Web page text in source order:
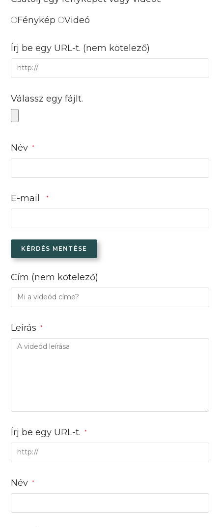
Fénykép
Videó
Írj be egy URL-t. (nem kötelező)
Válassz egy fájlt.
Név *
E-mail *
KÉRDÉS MENTÉSE
Cím (nem kötelező)
Leírás *
Írj be egy URL-t. *
Név *